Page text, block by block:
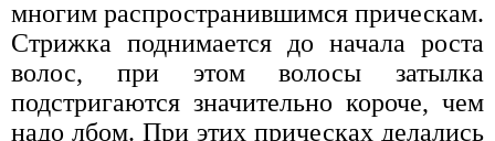
многим распространившимся прическам.
Стрижка поднимается до начала роста
волос, при этом волосы затылка
подстригаются значительно короче, чем
надо лбом. При этих прическах делались